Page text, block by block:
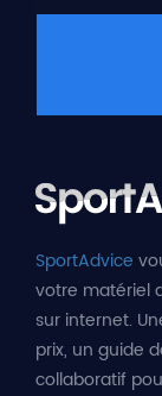
SportAdvice
votre matériel
sur internet.
prix, un guide
collaboratif